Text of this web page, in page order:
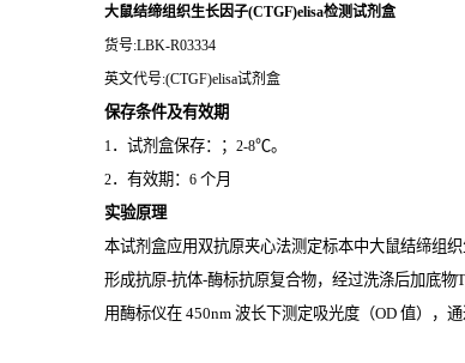
大鼠结缔组织生长因子(CTGF)elisa检测试剂盒
货号:LBK-R03334
英文代号:(CTGF)elisa试剂盒
保存条件及有效期
1．试剂盒保存：； 2-8℃。
2．有效期： 6 个月
实验原理
本试剂盒应用双抗原夹心法测定标本中大鼠结缔组
形成抗原-抗体-酶标抗原复合物，经过洗涤后加底物
用酶标仪在 450nm 波长下测定吸光度（OD 值），